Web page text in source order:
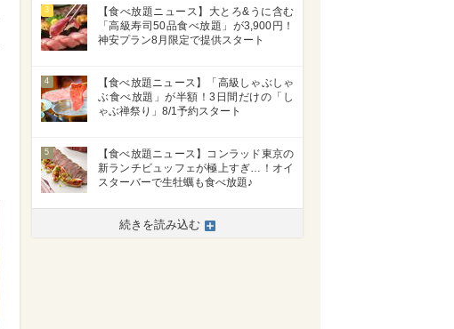
3
【食べ放題ニュース】大とろ&うに含む
「高級寿司50品食べ放題」が3,900円！
神安プラン8月限定で提供スタート
4
【食べ放題ニュース】「高級しゃぶしゃ
ぶ食べ放題」が半額！3日間だけの「し
ゃぶ禅祭り」8/1予約スタート
5
【食べ放題ニュース】コンラッド東京の
新ランチビュッフェが極上すぎ…！オイ
スターバーで生牡蠣も食べ放題♪
続きを読み込む